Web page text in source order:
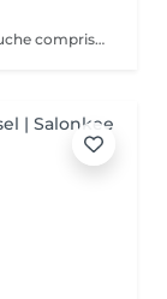
Rehaussement sourcils avec teinture cils retouche comprise dans le prix